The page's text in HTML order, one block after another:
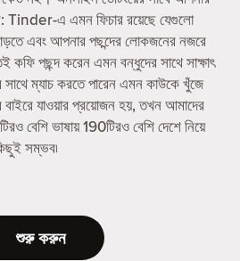
Tinder-এ এমন ফিচার রয়েছে যেগুলো
এবং আপনার পছন্দের লোকজনের নজরে
কফি পছন্দ করেন এমন বন্ধুদের সাথে সাক্ষাৎ
ম্যাচ করতে পারেন এমন কাউকে খুঁজে
যাওয়ার প্রয়োজন হয়, তখন আমাদের
বেশি ভাষায় 190টিরও বেশি দেশে নিয়ে
সম্ভব৷
শুরু করুন